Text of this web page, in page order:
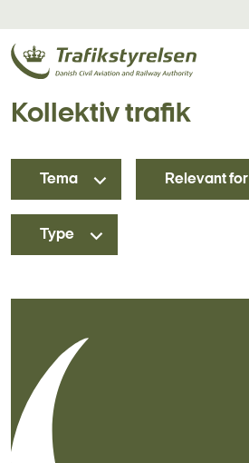
Kollektiv trafik
Tema Relevant for
Type